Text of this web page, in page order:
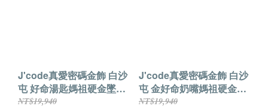
J'code真愛密碼金飾 白沙
屯 好命湯匙媽祖硬金墜子
送項鍊
NT$19,940
J'code真愛密碼金飾 白沙
屯 金好命奶嘴媽祖硬金墜
子 送項鍊
NT$19,940